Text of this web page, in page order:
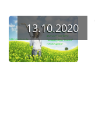
13.10.2020